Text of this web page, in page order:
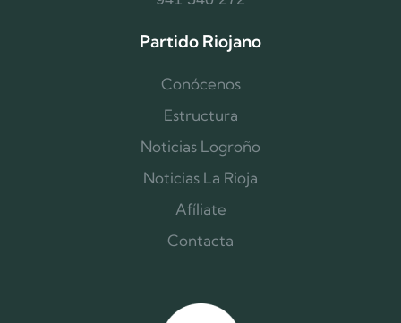
Partido Riojano
Conócenos
Estructura
Noticias Logroño
Noticias La Rioja
Afíliate
Contacta